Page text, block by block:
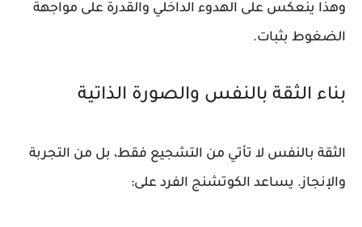
وهذا ينعكس على الهدوء الداخلي والقدرة على مواجهة
الضغوط بثبات.
بناء الثقة بالنفس والصورة الذاتية
الثقة بالنفس لا تأتي من التشجيع فقط، بل من التجربة
والإنجاز. يساعد الكوتشنج الفرد على: